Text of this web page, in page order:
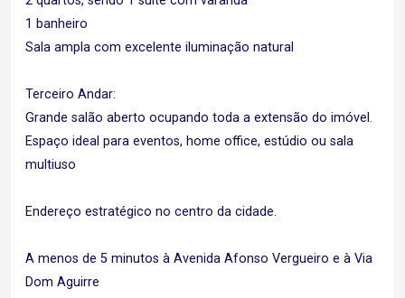
1 banheiro
Sala ampla com excelente iluminação natural
Terceiro Andar:
Grande salão aberto ocupando toda a extensão do imóvel.
Espaço ideal para eventos, home office, estúdio ou sala
multiuso
Endereço estratégico no centro da cidade.
A menos de 5 minutos à Avenida Afonso Vergueiro e à Via
Dom Aguirre